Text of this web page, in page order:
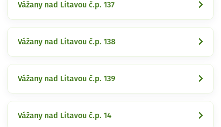
Vážany nad Litavou č.p. 137
Vážany nad Litavou č.p. 138
Vážany nad Litavou č.p. 139
Vážany nad Litavou č.p. 14